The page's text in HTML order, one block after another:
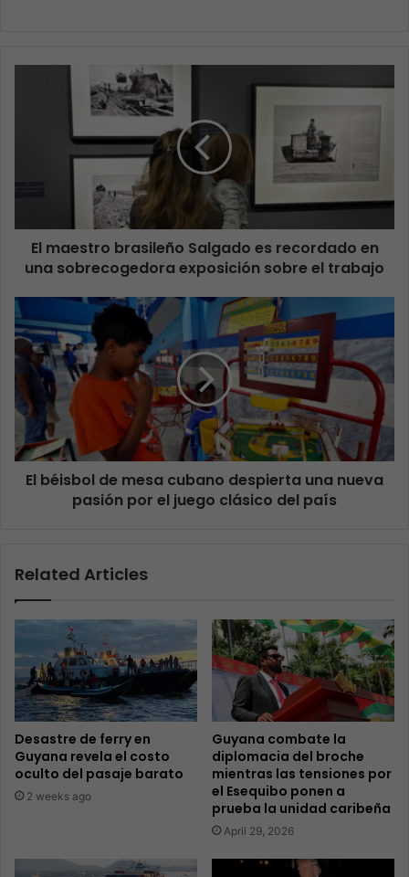
El maestro brasileño Salgado es recordado en
una sobrecogedora exposición sobre el trabajo
El béisbol de mesa cubano despierta una nueva
pasión por el juego clásico del país
Related Articles
Desastre de ferry en
Guyana revela el costo
oculto del pasaje barato
2 weeks ago
Guyana combate la
diplomacia del broche
mientras las tensiones por
el Esequibo ponen a
prueba la unidad caribeña
April 29, 2026